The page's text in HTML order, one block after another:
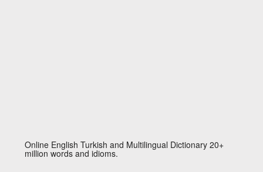
Online English Turkish and Multilingual Dictionary 20+
million words and idioms.